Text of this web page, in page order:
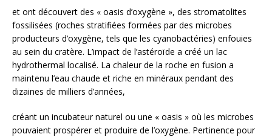
et ont découvert des « oasis d’oxygène », des stromatolites
fossilisées (roches stratifiées formées par des microbes
producteurs d’oxygène, tels que les cyanobactéries) enfouies
au sein du cratère. L’impact de l’astéroïde a créé un lac
hydrothermal localisé. La chaleur de la roche en fusion a
maintenu l’eau chaude et riche en minéraux pendant des
dizaines de milliers d’années,
créant un incubateur naturel ou une « oasis » où les microbes
pouvaient prospérer et produire de l’oxygène. Pertinence pour